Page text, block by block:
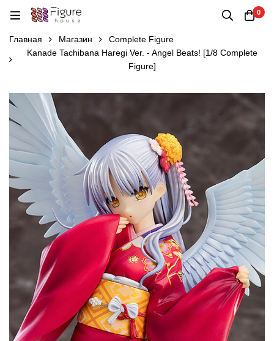
0
Главная Магазин
Complete Figure
Kanade Tachibana Haregi Ver. - Angel Beats! [1/8 Complete
Figure]